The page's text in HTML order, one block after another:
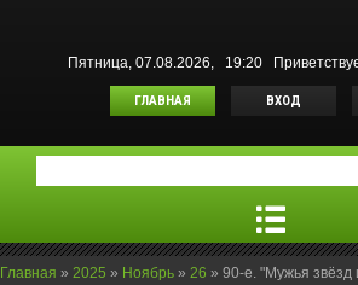
Пятница, 07.08.2026, 19:20
ГЛАВНАЯ ВХОД
Главная » 2025 » Ноябрь » 26 » 90-е. "Мужья звёзд